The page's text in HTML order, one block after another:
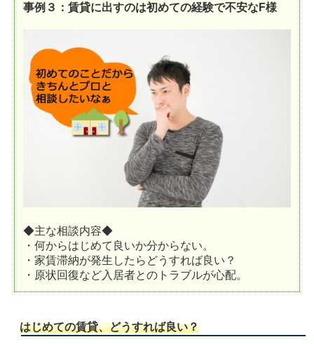
事例３：賃貸に出すのは初めての経験で不安なF様
◆主な相談内容◆
・何からはじめて良いか分からない。
・家賃滞納が発生したらどうすれば良い？
・原状回復など入居者とのトラブルが心配。
はじめての賃貸、どうすれば良い？